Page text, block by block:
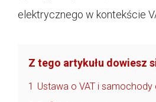
elektrycznego w kontekście
Z tego artykułu dowiesz
1 Ustawa o VAT i samochody